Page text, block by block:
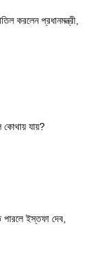
করলেন প্রধানমন্ত্রী,
কোথায় যায়?
পারলে ইস্তফা দেব,